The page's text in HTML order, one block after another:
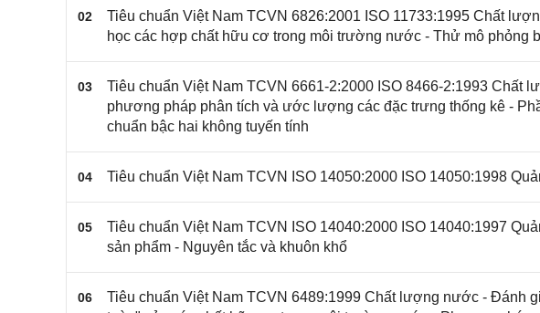
02
Tiêu chuẩn Việt Nam TCVN 6826:2001 ISO 11733:1995 Chất
học các hợp chất hữu cơ trong môi trường nước - Thử mô phỏng
03
Tiêu chuẩn Việt Nam TCVN 6661-2:2000 ISO 8466-2:1993 Chất
phương pháp phân tích và ước lượng các đặc trưng thống kê -
chuẩn bậc hai không tuyến tính
04 Tiêu chuẩn Việt Nam TCVN ISO 14050:2000 ISO 14050:1998
05
Tiêu chuẩn Việt Nam TCVN ISO 14040:2000 ISO 14040:1997
sản phẩm - Nguyên tắc và khuôn khổ
06
Tiêu chuẩn Việt Nam TCVN 6489:1999 Chất lượng nước - Đánh